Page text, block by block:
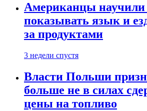
Американцы научили
показывать язык и
за продуктами
3 недели спустя
Власти Польши
больше не в силах
цены на топливо